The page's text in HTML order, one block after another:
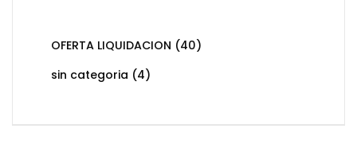
OFERTA LIQUIDACION (40)
sin categoria (4)